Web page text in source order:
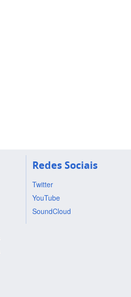
Redes Sociais
Twitter
YouTube
SoundCloud